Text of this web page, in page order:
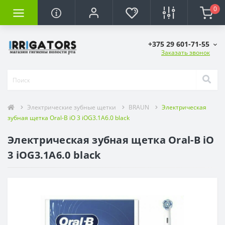
0
+375 29 601-71-55
Заказать звонок
Электрические зубные щетки BRAUN
Электрическая
зубная щетка Oral-B iO 3 iOG3.1A6.0 black
Электрическая зубная щетка Oral-B iO
3 iOG3.1A6.0 black